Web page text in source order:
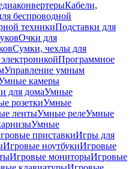
Кабели,
беспроводной
техникиПодставки для
Очки для
Сумки, чехлы для
Программное
Управление умным
камеры
для домаУмные
розеткиУмные
лентыУмные релеУмные
Умные
приставкиИгры для
Игровые ноутбукиИгровые
Игровые мониторыИгровые